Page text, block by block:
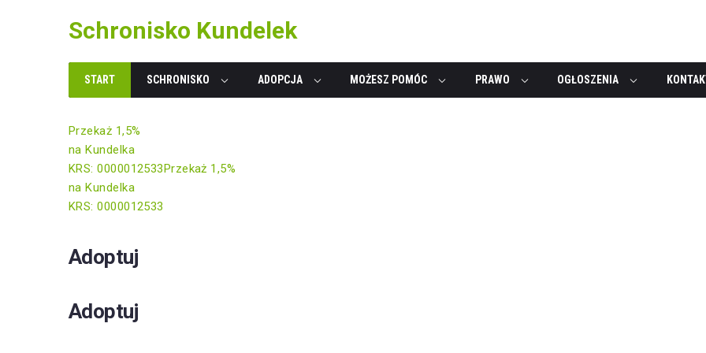
Schronisko Kundelek
START SCHRONISKO ADOPCJA MOŻESZ POMÓC PRAWO OGŁOSZENIA
Przekaż 1,5%
na Kundelka
KRS: 0000012533Przekaż 1,5%
na Kundelka
KRS: 0000012533
Adoptuj
Adoptuj